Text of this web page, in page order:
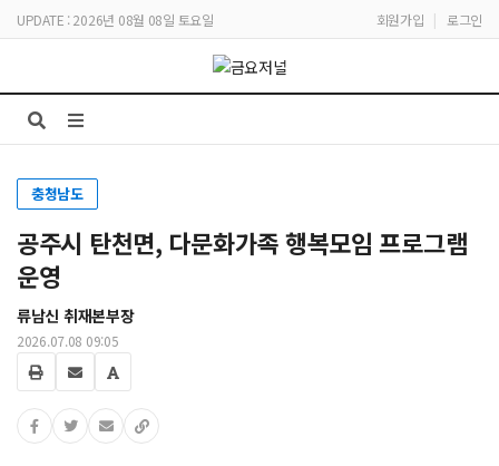
UPDATE : 2026년 08월 08일 토요일 회원가입 | 로그인
충청남도
공주시 탄천면, 다문화가족 행복모임 프로그램
운영
류남신 취재본부장
2026.07.08 09:05